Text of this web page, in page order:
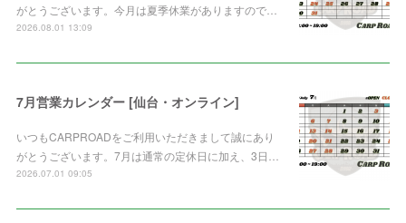
がとうございます。今月は夏季休業がありますので…
2026.08.01 13:09
7月営業カレンダー [仙台・オンライン]
いつもCARPROADをご利用いただきまして誠にあり
がとうございます。7月は通常の定休日に加え、3日…
2026.07.01 09:05